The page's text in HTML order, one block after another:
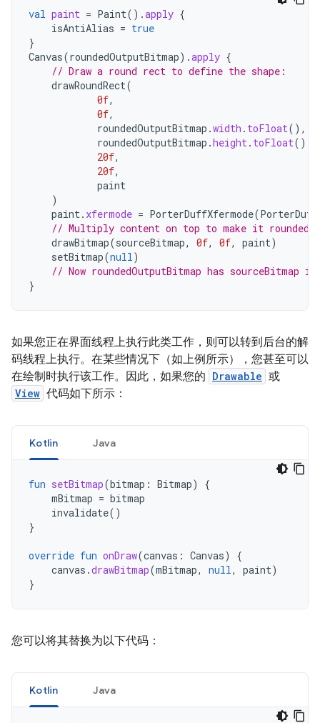
val paint = Paint().apply {
isAntiAlias = true
}
Canvas(roundedOutputBitmap).apply {
// Draw a round rect to define the shape:
drawRoundRect(
0f,
0f,
roundedOutputBitmap .width . toFloat(),
roundedOutputBitmap .height . toFloat(),
20f,
20f,
paint
)
paint . xfermode = PorterDuffXfermode(PorterDuff
// Multiply content on top to make it rounded.
drawBitmap(sourceBitmap, 0f, 0f, paint)
setBitmap(null )
// Now roundedOutputBitmap has
}
如果您正在界面线程上执行此类工作，则可以转到后台的解
码线程上执行。在某些情况下（如上例所示），您甚至可以
在绘制时执行该工作。因此，如果您的 Drawable 或
View 代码如下所示：
Kotlin Java
fun setBitmap(bitmap : Bitmap)
{
mBitmap = bitmap
invalidate()
}
override fun onDraw(canvas : Canvas)
{
canvas .drawBitmap(mBitmap, null , paint)
}
您可以将其替换为以下代码：
Kotlin Java